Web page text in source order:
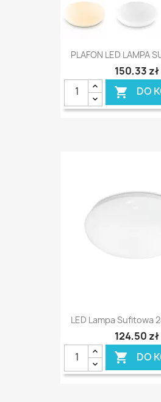
PLAFON LED LAMPA
150,33 zł
 DO
LED Lampa Sufitowa
124,50 zł
 DO